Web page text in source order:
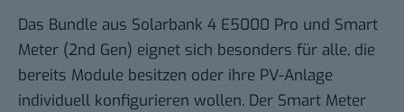
Das Bundle aus Solarbank 4 E5000 Pro und Smart
Meter (2nd Gen) eignet sich besonders für alle, die
bereits Module besitzen oder ihre PV-Anlage
individuell konfigurieren wollen. Der Smart Meter